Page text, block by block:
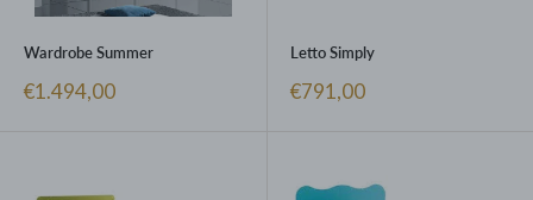
Wardrobe Summer
Prezzo
€1.494,00
Letto Simply
Prezzo
€791,00